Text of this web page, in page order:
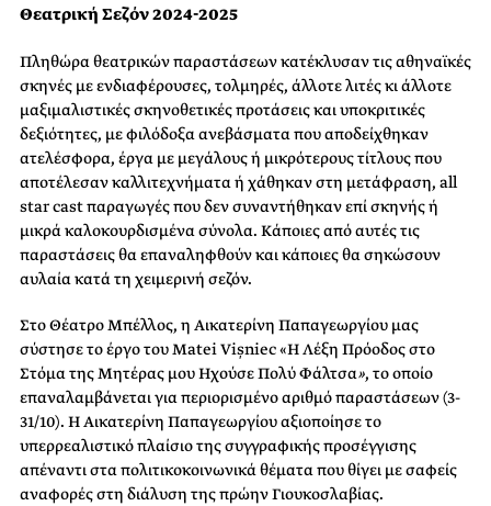
Θεατρική Σεζόν 2024-2025
Πληθώρα θεατρικών παραστάσεων κατέκλυσαν τις αθηναϊκές
σκηνές με ενδιαφέρουσες, τολμηρές, άλλοτε λιτές κι άλλοτε
μαξιμαλιστικές σκηνοθετικές προτάσεις και υποκριτικές
δεξιότητες, με φιλόδοξα ανεβάσματα που αποδείχθηκαν
ατελέσφορα, έργα με μεγάλους ή μικρότερους τίτλους που
αποτέλεσαν καλλιτεχνήματα ή χάθηκαν στη μετάφραση, all
star cast παραγωγές που δεν συναντήθηκαν επί σκηνής ή
μικρά καλοκουρδισμένα σύνολα. Κάποιες από αυτές τις
παραστάσεις θα επαναληφθούν και κάποιες θα σηκώσουν
αυλαία κατά τη χειμερινή σεζόν.
Στο Θέατρο Μπέλλος, η Αικατερίνη Παπαγεωργίου μας
σύστησε το έργο του Matei Vișniec «Η Λέξη Πρόοδος στο
Στόμα της Μητέρας μου Ηχούσε Πολύ Φάλτσα», το οποίο
επαναλαμβάνεται για περιορισμένο αριθμό παραστάσεων (3-
31/10). Η Αικατερίνη Παπαγεωργίου αξιοποίησε το
υπερρεαλιστικό πλαίσιο της συγγραφικής προσέγγισης
απέναντι στα πολιτικοκοινωνικά θέματα που θίγει με σαφείς
αναφορές στη διάλυση της πρώην Γιουκοσλαβίας.